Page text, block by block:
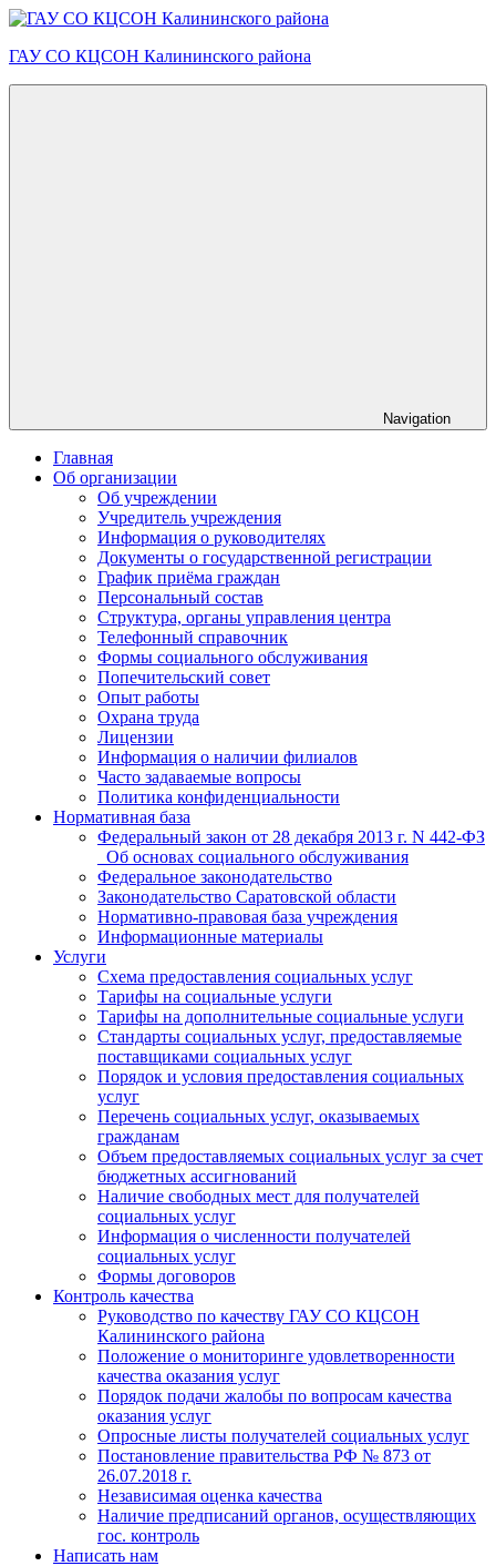
Skip
content
ГАУ СО КЦСОН Калининского района
Navigation
Главная
Об организации
Об учреждении
Учредитель учреждения
Информация о руководителях
Документы о государственной регистрации
График приёма граждан
Персональный состав
Структура, органы управления центра
Телефонный справочник
Формы социального обслуживания
Попечительский совет
Опыт работы
Охрана труда
Лицензии
Информация о наличии филиалов
Часто задаваемые вопросы
Политика конфиденциальности
Нормативная база
Федеральный закон от 28 декабря 2013 г. N 442-ФЗ
_Об основах социального обслуживания
Федеральное законодательство
Законодательство Саратовской области
Нормативно-правовая база учреждения
Информационные материалы
Услуги
Схема предоставления социальных услуг
Тарифы на социальные услуги
Тарифы на дополнительные социальные услуги
Стандарты социальных услуг, предоставляемые
поставщиками социальных услуг
Порядок и условия предоставления социальных
услуг
Перечень социальных услуг, оказываемых
гражданам
Объем предоставляемых социальных услуг за счет
бюджетных ассигнований
Наличие свободных мест для получателей
социальных услуг
Информация о численности получателей
социальных услуг
Формы договоров
Контроль качества
Руководство по качеству ГАУ СО КЦСОН
Калининского района
Положение о мониторинге удовлетворенности
качества оказания услуг
Порядок подачи жалобы по вопросам качества
оказания услуг
Опросные листы получателей социальных услуг
Постановление правительства РФ № 873 от
26.07.2018 г.
Независимая оценка качества
Наличие предписаний органов, осуществляющих
гос. контроль
Написать нам